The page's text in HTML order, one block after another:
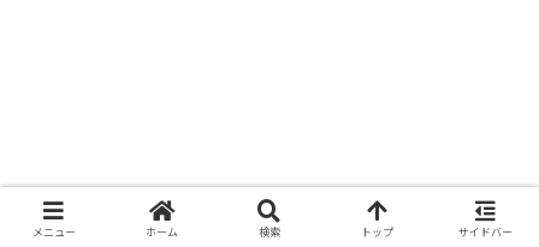
メニュー ホーム 検索 トップ サイドバー